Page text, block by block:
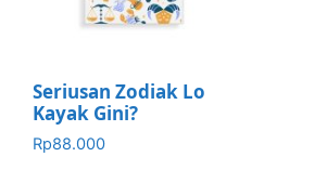
Seriusan Zodiak Lo
Kayak Gini?
Rp88.000